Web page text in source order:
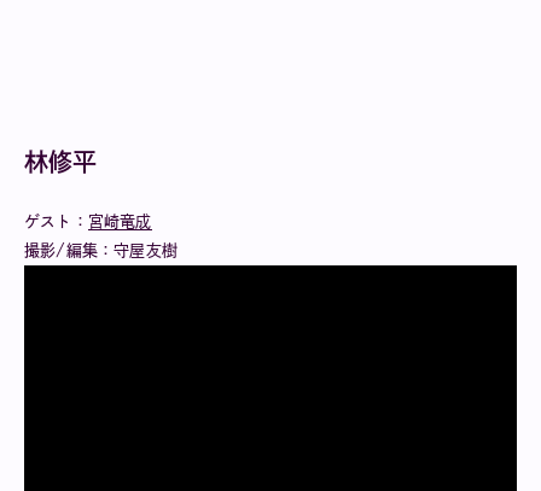
林修平
ゲスト： 宮崎竜成
撮影/編集：守屋友樹